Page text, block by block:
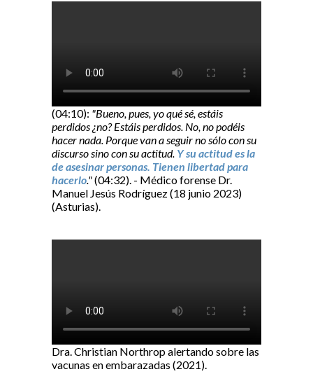
(04:10): "Bueno, pues, yo qué sé, estáis
perdidos ¿no? Estáis perdidos. No, no podéis
hacer nada. Porque van a seguir no sólo con su
discurso sino con su actitud. Y su actitud es la
de asesinar personas. Tienen libertad para
hacerlo."(04:32). - Médico forense Dr.
Manuel Jesús Rodríguez (18 junio 2023)
(Asturias).
Dra. Christian Northrop alertando sobre las
vacunas en embarazadas (2021).